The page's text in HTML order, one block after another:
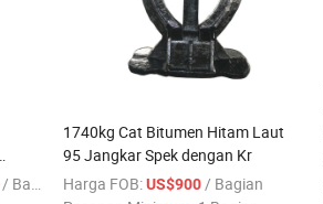
/ Bagian
1740kg Cat Bitumen Hitam Laut
95 Jangkar Spek dengan Kr
Harga FOB:US$900 / Bagian